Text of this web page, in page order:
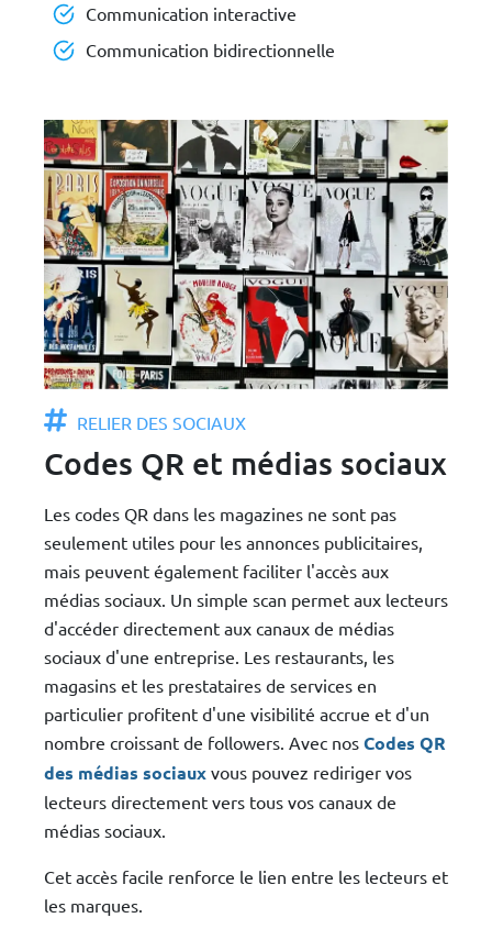
Communication interactive
Communication bidirectionnelle
RELIER DES SOCIAUX
Codes QR et médias sociaux
Les codes QR dans les magazines ne sont pas
seulement utiles pour les annonces publicitaires,
mais peuvent également faciliter l'accès aux
médias sociaux. Un simple scan permet aux lecteurs
d'accéder directement aux canaux de médias
sociaux d'une entreprise. Les restaurants, les
magasins et les prestataires de services en
particulier profitent d'une visibilité accrue et d'un
nombre croissant de followers. Avec nos Codes QR
des médias sociaux vous pouvez rediriger vos
lecteurs directement vers tous vos canaux de
médias sociaux.
Cet accès facile renforce le lien entre les lecteurs et
les marques.